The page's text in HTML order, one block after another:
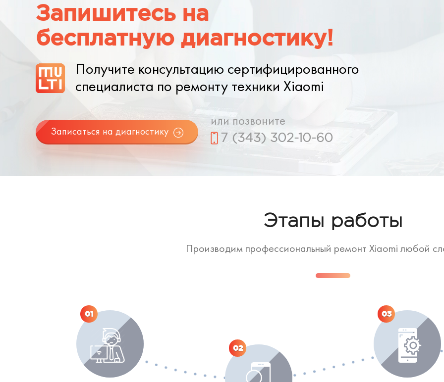
Запишитесь на
бесплатную диагностику!
Получите консультацию сертифицированного
специалиста по ремонту техники Xiaomi
Записаться на диагностику
или позвоните
7 (343) 302-10-60
Этапы работы
Производим профессиональный ремонт Xiaomi любой
01
02
03